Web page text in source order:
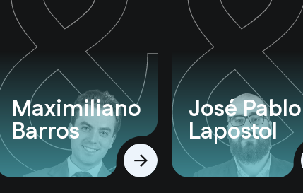
Maximiliano
Barros
José Pablo
Lapostol